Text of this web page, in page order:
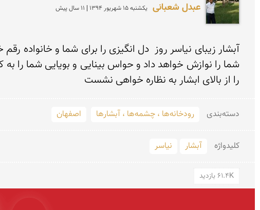
عبدل شعبانی يكشنبه 15 شهريور 1394 | 11 سال پیش
را از بالای ابشار به نظاره خواهی نشست
دسته‌بندی رودخانه‌ها ، چشمه‌ها ، آبشارها اصفهان
کلید‌واژه آبشار نیاسر
61.4K بازدید